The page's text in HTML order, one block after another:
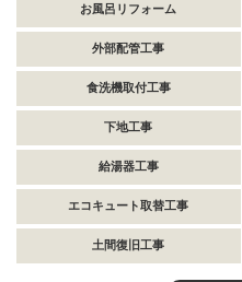
お風呂リフォーム
外部配管工事
食洗機取付工事
下地工事
給湯器工事
エコキュート取替工事
土間復旧工事